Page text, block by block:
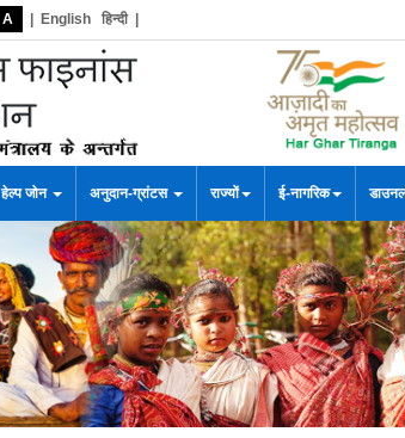
A English हिन्दी|
हेल्प जोन अनुदान-ग्रांटस राज्यों ई-नागरिक